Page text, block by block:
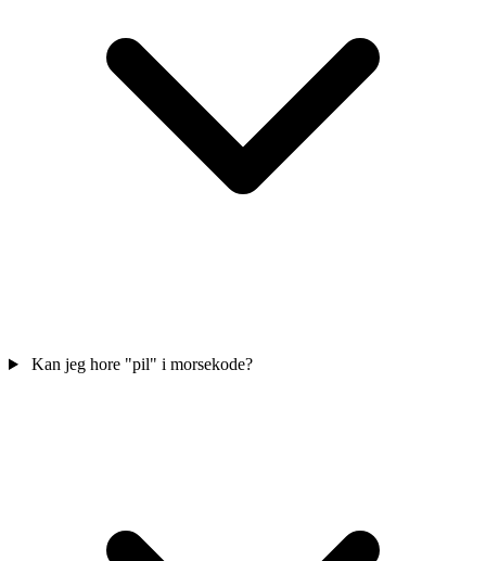
Kan jeg hore "pil" i morsekode?